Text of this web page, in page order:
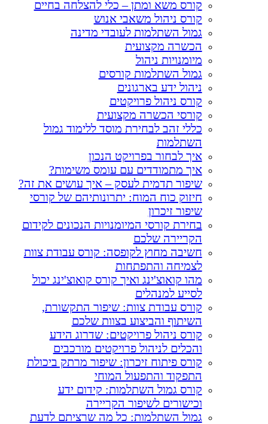
קורס משא ומתן – כלי להצלחה בחיים
קורס ניהול משאבי אנוש
גמול השתלמות לעובדי מדינה
הכשרה מקצועית
מיומנויות ניהול
גמול השתלמות קורסים
ניהול ידע בארגונים
קורס ניהול פרויקטים
קורסי הכשרה מקצועית
כללי זהב לבחירת מוסד ללימוד גמול
השתלמות
איך לבחור בפרויקט הנכון
איך מתמודדים עם עומס משימות?​
שיפור תדמית לעסק – איך עושים את זה?
חיזוק כוח המוח: יתרונותיהם של קורסי
שיפור זיכרון
בחירת קורסי המיומנויות הנכונים לקידום
הקריירה שלכם
חשיבה מחוץ לקופסה: קורס עבודת צוות
לצמיחה והתפתחות
מהו קואוצ'ינג ואיך קורס קואוצ'ינג יכול
לסייע למנהלים
קורס עבודת צוות: שיפור התקשורת,
השיתוף והביצוע בצוות שלכם
קורס ניהול פרויקטים: שדרוג הידע
והכלים לניהול פרויקטים מורכבים
קורס פיתוח זיכרון: שיפור מרתק ביכולת
התפקוד והתפעול המוחי
קורס גמול השתלמות: קידום ידע
וכישורים לשיפור הקריירה
גמול השתלמות: כל מה שרציתם לדעת